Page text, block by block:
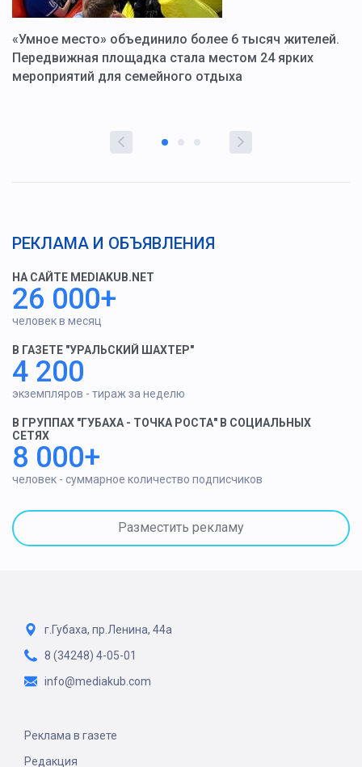
«Умное место» объединило более 6 тысяч жителей.
Передвижная площадка стала местом 24 ярких
мероприятий для семейного отдыха
РЕКЛАМА И ОБЪЯВЛЕНИЯ
НА САЙТЕ MEDIAKUB.NET
26 000+
человек в месяц
В ГАЗЕТЕ "УРАЛЬСКИЙ ШАХТЕР"
4 200
экземпляров - тираж за неделю
В ГРУППАХ "ГУБАХА - ТОЧКА РОСТА" В СОЦИАЛЬНЫХ
СЕТЯХ
8 000+
человек - суммарное количество подписчиков
Разместить рекламу
г.Губаха, пр.Ленина, 44а
8 (34248) 4-05-01
info@mediakub.com
Реклама в газете
Редакция